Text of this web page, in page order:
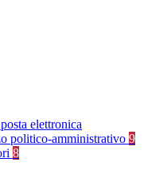
elettronica
politico-amministrativo 9
8